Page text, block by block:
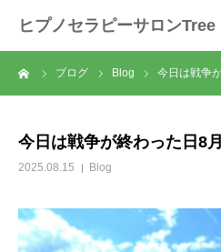
ヒプノセラピーサロンTree
ブログ Blog 今日は戦争
今日は戦争が終わった日8
2025.08.15 Blog
ホーム
セラピーの流れ